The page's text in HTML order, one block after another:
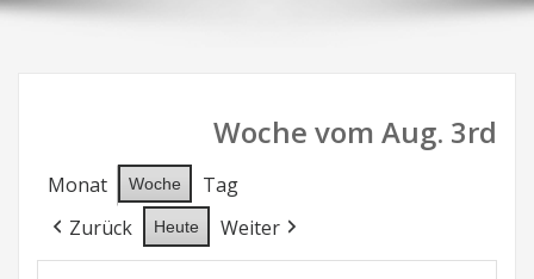
Woche vom Aug. 3rd
Monat Woche
Tag
Zurück
Heute Weiter